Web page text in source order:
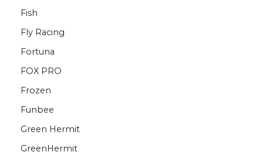
Fish
Fly Racing
Fortuna
FOX PRO
Frozen
Funbee
Green Hermit
GreenHermit